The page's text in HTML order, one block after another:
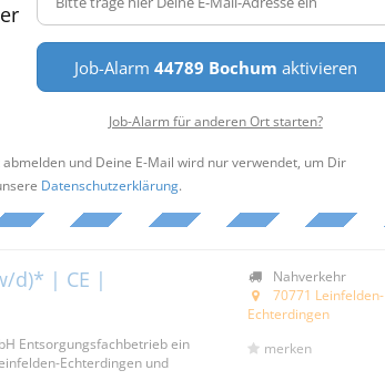
Job-Alarm 44789 Bochum aktivieren
Job-Alarm für anderen Ort starten?
und Deine E-Mail wird nur verwendet, um Dir
Datenschutzerklärung.
d)* | CE |
Entsorgungsfachbetrieb ein
Echterdingen und
Nahverkehr
70771 Leinfelden-
Echterdingen
merken